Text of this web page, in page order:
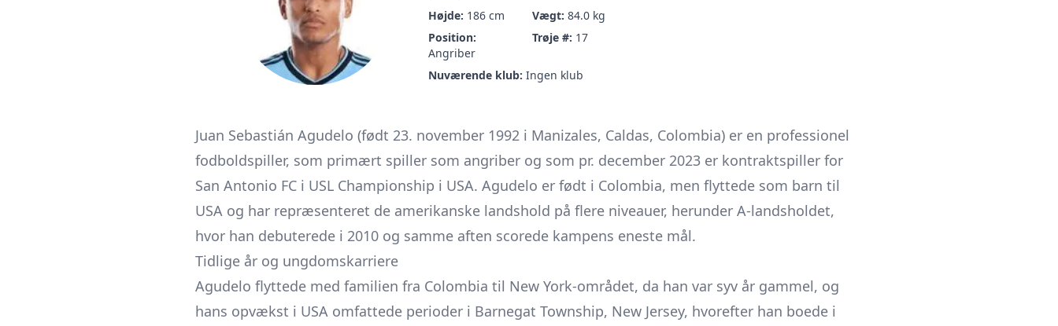
Højde: 186 cm Vægt: 84.0 kg
Position:
Angriber
Trøje #: 17
Nuværende klub: Ingen klub
Juan Sebastián Agudelo (født 23. november 1992 i Manizales, Caldas, Colombia) er en professionel
fodboldspiller, som primært spiller som angriber og som pr. december 2023 er kontraktspiller for
San Antonio FC i USL Championship i USA. Agudelo er født i Colombia, men flyttede som barn til
USA og har repræsenteret de amerikanske landshold på flere niveauer, herunder A-landsholdet,
hvor han debuterede i 2010 og samme aften scorede kampens eneste mål.
Tidlige år og ungdomskarriere
Agudelo flyttede med familien fra Colombia til New York-området, da han var syv år gammel, og
hans opvækst i USA omfattede perioder i Barnegat Township, New Jersey, hvorefter han boede i